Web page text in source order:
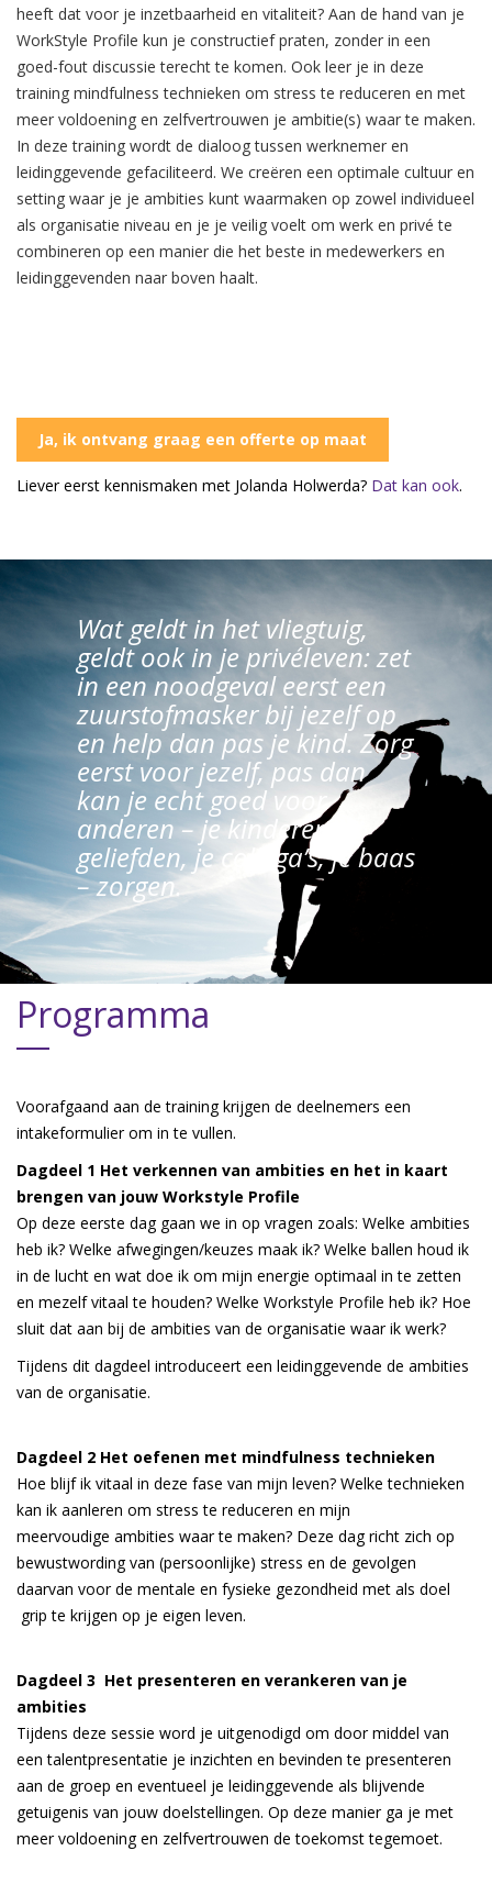
heeft dat voor je inzetbaarheid en vitaliteit? Aan de hand van je
WorkStyle Profile kun je constructief praten, zonder in een
goed-fout discussie terecht te komen. Ook leer je in deze
training mindfulness technieken om stress te reduceren en met
meer voldoening en zelfvertrouwen je ambitie(s) waar te maken.
In deze training wordt de dialoog tussen werknemer en
leidinggevende gefaciliteerd. We creëren een optimale cultuur en
setting waar je je ambities kunt waarmaken op zowel individueel
als organisatie niveau en je je veilig voelt om werk en privé te
combineren op een manier die het beste in medewerkers en
leidinggevenden naar boven haalt.
Ja, ik ontvang graag een offerte op maat
Liever eerst kennismaken met Jolanda Holwerda? Dat kan ook.
Wat geldt in het vliegtuig,
geldt ook in je privéleven: zet
in een noodgeval eerst een
zuurstofmasker bij jezelf op
en help dan pas je kind. Zorg
eerst voor jezelf, pas dan
kan je echt goed voor
anderen – je kinderen, je
geliefden, je collega’s, je baas
– zorgen.
Programma
Voorafgaand aan de training krijgen de deelnemers een
intakeformulier om in te vullen.
Dagdeel 1 Het verkennen van ambities en het in kaart
brengen van jouw Workstyle Profile
Op deze eerste dag gaan we in op vragen zoals: Welke ambities
heb ik? Welke afwegingen/keuzes maak ik? Welke ballen houd ik
in de lucht en wat doe ik om mijn energie optimaal in te zetten
en mezelf vitaal te houden? Welke Workstyle Profile heb ik? Hoe
sluit dat aan bij de ambities van de organisatie waar ik werk?
Tijdens dit dagdeel introduceert een leidinggevende de ambities
van de organisatie.
Dagdeel 2 Het oefenen met mindfulness technieken
Hoe blijf ik vitaal in deze fase van mijn leven? Welke technieken
kan ik aanleren om stress te reduceren en mijn
meervoudige ambities waar te maken? Deze dag richt zich op
bewustwording van (persoonlijke) stress en de gevolgen
daarvan voor de mentale en fysieke gezondheid met als doel
grip te krijgen op je eigen leven.
Dagdeel 3 Het presenteren en verankeren van je
ambities
Tijdens deze sessie word je uitgenodigd om door middel van
een talentpresentatie je inzichten en bevinden te presenteren
aan de groep en eventueel je leidinggevende als blijvende
getuigenis van jouw doelstellingen. Op deze manier ga je met
meer voldoening en zelfvertrouwen de toekomst tegemoet.